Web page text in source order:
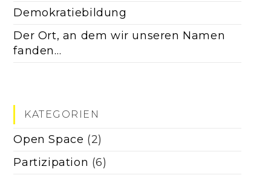
Demokratiebildung
Der Ort, an dem wir unseren Namen
fanden…
KATEGORIEN
Open Space (2)
Partizipation (6)